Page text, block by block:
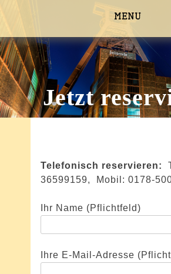
Skip
content
Menu
Jetzt
Telefonisch reservieren:
36599159, Mobil: 0178-
Ihr Name (Pflichtfeld)
Ihre E-Mail-Adresse